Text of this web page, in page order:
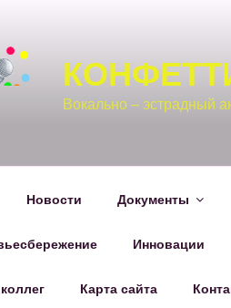
Вокально – эстрадный
Новости Документы
Инновации
Карта сайта